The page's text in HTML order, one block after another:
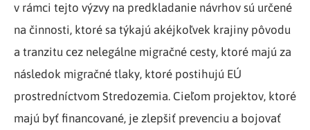
v rámci tejto výzvy na predkladanie návrhov sú určené
na činnosti, ktoré sa týkajú akéjkoľvek krajiny pôvodu
a tranzitu cez nelegálne migračné cesty, ktoré majú za
následok migračné tlaky, ktoré postihujú EÚ
prostredníctvom Stredozemia. Cieľom projektov, ktoré
majú byť financované, je zlepšiť prevenciu a bojovať